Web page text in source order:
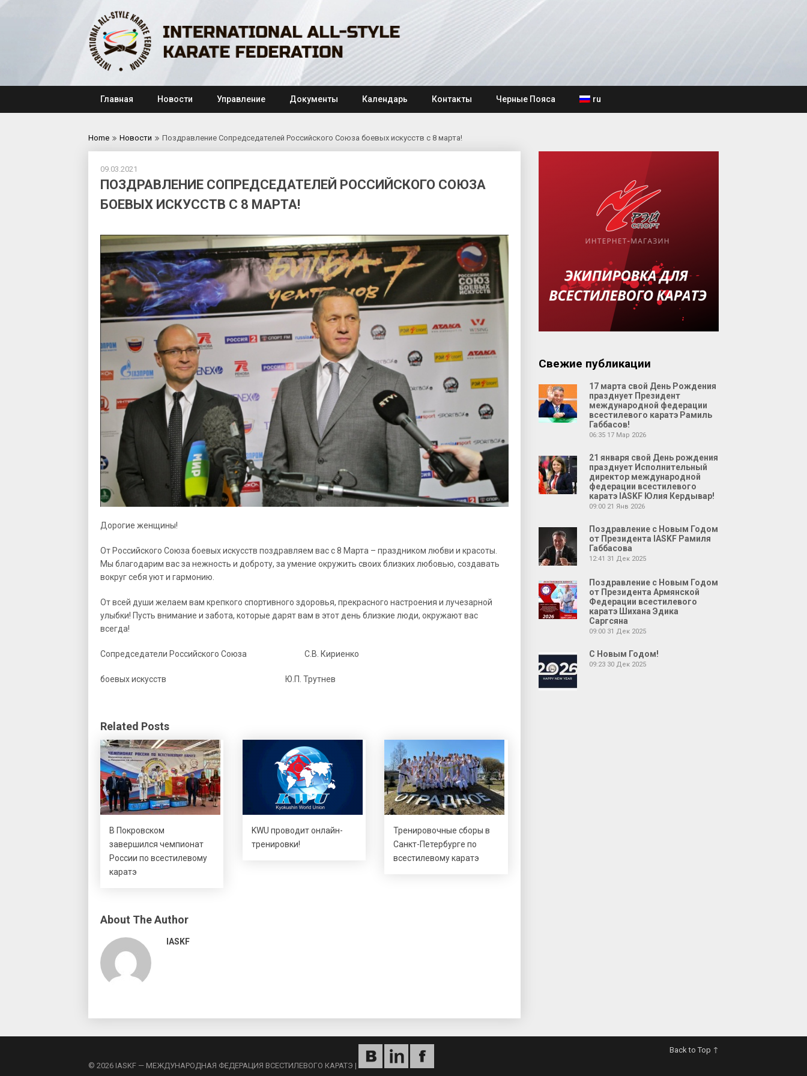
Главная Новости Управление Документы Календарь Контакты Черные Пояса ru
Home Новости Поздравление Сопредседателей Российского Союза боевых искусств с 8 марта!
09.03.2021
ПОЗДРАВЛЕНИЕ СОПРЕДСЕДАТЕЛЕЙ РОССИЙСКОГО СОЮЗА
БОЕВЫХ ИСКУССТВ С 8 МАРТА!
Дорогие женщины!
От Российского Союза боевых искусств поздравляем вас с 8 Марта – праздником любви и красоты.
Мы благодарим вас за нежность и доброту, за умение окружить своих близких любовью, создавать
вокруг себя уют и гармонию.
От всей души желаем вам крепкого спортивного здоровья, прекрасного настроения и лучезарной
улыбки! Пусть внимание и забота, которые дарят вам в этот день близкие люди, окружают вас
всегда!
Сопредседатели Российского Союза С.В. Кириенко
боевых искусств Ю.П. Трутнев
Related Posts
В Покровском
завершился чемпионат
России по всестилевому
каратэ
KWU проводит онлайн-
тренировки!
Тренировочные сборы в
Санкт-Петербурге по
всестилевому каратэ
About The Author
IASKF
Свежие публикации
17 марта свой День Рождения
празднует Президент
международной федерации
всестилевого каратэ Рамиль
Габбасов!
06:35 17 Мар 2026
21 января свой День рождения
празднует Исполнительный
директор международной
федерации всестилевого
каратэ IASKF Юлия Кердывар!
09:00 21 Янв 2026
Поздравление с Новым Годом
от Президента IASKF Рамиля
Габбасова
12:41 31 Дек 2025
Поздравление с Новым Годом
от Президента Армянской
Федерации всестилевого
каратэ Шихана Эдика
Саргсяна
09:00 31 Дек 2025
С Новым Годом!
09:23 30 Дек 2025
© 2026 IASKF — МЕЖДУНАРОДНАЯ ФЕДЕРАЦИЯ ВСЕСТИЛЕВОГО КАРАТЭ |
Back to Top ↑